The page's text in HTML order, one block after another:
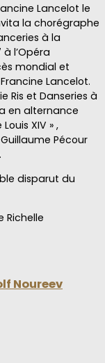
Lancelot le
la chorégraphe
à la
à l’Opéra
mondial et
Lancelot.
Ris et Danseries à
en alternance
XIV » ,
Pécour
disparut du
Richelle
Noureev